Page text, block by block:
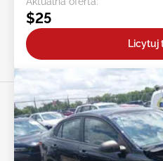
$25
Licytuj